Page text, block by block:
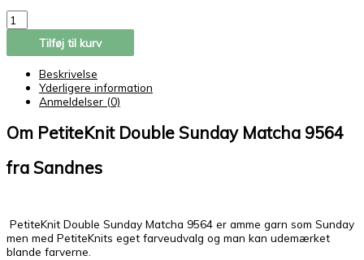
Tilføj til kurv
Beskrivelse
Yderligere information
Anmeldelser (0)
Om PetiteKnit Double Sunday Matcha 9564
fra Sandnes
PetiteKnit Double Sunday Matcha 9564 er amme garn som Sunday
men med PetiteKnits eget farveudvalg og man kan udemærket
blande farverne.